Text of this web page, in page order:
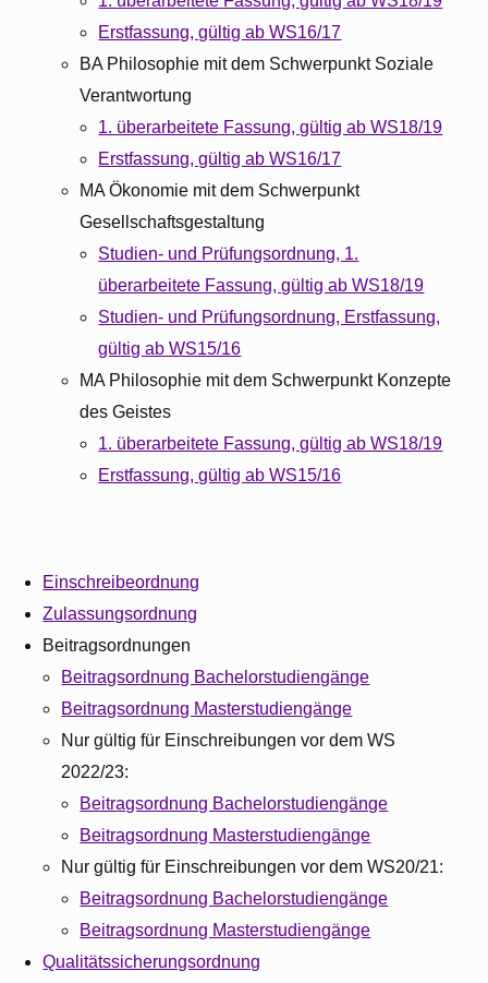
Erstfassung, gültig ab WS16/17
BA Philosophie mit dem Schwerpunkt Soziale
Verantwortung
1. überarbeitete Fassung, gültig ab WS18/19
Erstfassung, gültig ab WS16/17
MA Ökonomie mit dem Schwerpunkt
Gesellschaftsgestaltung
Studien- und Prüfungsordnung, 1.
überarbeitete Fassung, gültig ab WS18/19
Studien- und Prüfungsordnung, Erstfassung,
gültig ab WS15/16
MA Philosophie mit dem Schwerpunkt Konzepte
des Geistes
1. überarbeitete Fassung, gültig ab WS18/19
Erstfassung, gültig ab WS15/16
Einschreibeordnung
Zulassungsordnung
Beitragsordnungen
Beitragsordnung Bachelorstudiengänge
Beitragsordnung Masterstudiengänge
Nur gültig für Einschreibungen vor dem WS
2022/23:
Beitragsordnung Bachelorstudiengänge
Beitragsordnung Masterstudiengänge
Nur gültig für Einschreibungen vor dem WS20/21:
Beitragsordnung Bachelorstudiengänge
Beitragsordnung Masterstudiengänge
Qualitätssicherungsordnung